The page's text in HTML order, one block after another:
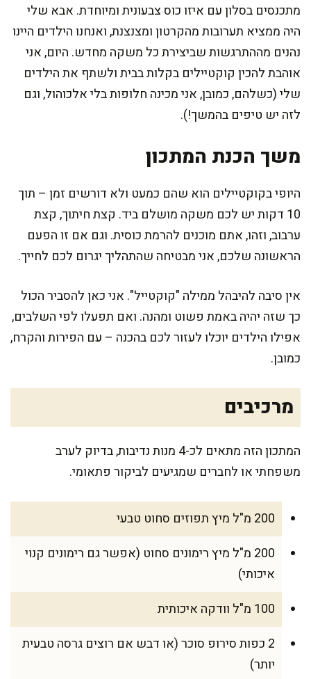
מתכנסים בסלון עם איזו כוס צבעונית ומיוחדת. אבא שלי
היה ממציא תערובות מהקרטון ומצנצנת, ואנחנו הילדים היינו
נהנים מההתרגשות שביצירת כל משקה מחדש. היום, אני
אוהבת להכין קוקטיילים בקלות בבית ולשתף את הילדים
שלי (כשלהם, כמובן, אני מכינה חלופות בלי אלכוהול, וגם
לזה יש טיפים בהמשך!).
משך הכנת המתכון
היופי בקוקטיילים הוא שהם כמעט ולא דורשים זמן – תוך
10 דקות יש לכם משקה מושלם ביד. קצת חיתוך, קצת
ערבוב, וזהו, אתם מוכנים להרמת כוסית. וגם אם זו הפעם
הראשונה שלכם, אני מבטיחה שהתהליך יגרום לכם לחייך.
אין סיבה להיבהל ממילה "קוקטייל". אני כאן להסביר הכול
כך שזה יהיה באמת פשוט ומהנה. ואם תפעלו לפי השלבים,
אפילו הילדים יוכלו לעזור לכם בהכנה – עם הפירות והקרח,
כמובן.
מרכיבים
המתכון הזה מתאים לכ-4 מנות נדיבות, בדיוק לערב
משפחתי או לחברים שמגיעים לביקור פתאומי.
200 מ"ל מיץ תפוזים סחוט טבעי
200 מ"ל מיץ רימונים סחוט (אפשר גם רימונים קנוי
איכותי)
100 מ"ל וודקה איכותית
2 כפות סירופ סוכר (או דבש אם רוצים גרסה טבעית
יותר)